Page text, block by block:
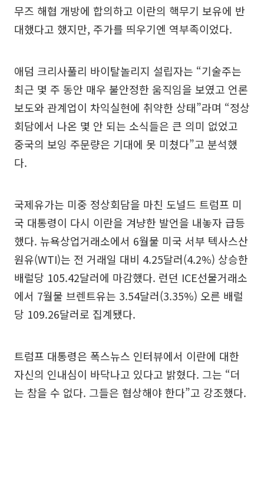
무즈 해협 개방에 합의하고 이란의 핵무기 보유에 반
대했다고 했지만, 주가를 띄우기엔 역부족이었다.
애덤 크리사풀리 바이탈놀리지 설립자는 “기술주는
최근 몇 주 동안 매우 불안정한 움직임을 보였고 언론
보도와 관계업이 차익실현에 취약한 상태”라며 “정상
회담에서 나온 몇 안 되는 소식들은 큰 의미 없었고
중국의 보잉 주문량은 기대에 못 미쳤다”고 분석했
다.
국제유가는 미중 정상회담을 마친 도널드 트럼프 미
국 대통령이 다시 이란을 겨냥한 발언을 내놓자 급등
했다. 뉴욕상업거래소에서 6월물 미국 서부 텍사스산
원유(WTI)는 전 거래일 대비 4.25달러(4.2%) 상승한
배럴당 105.42달러에 마감했다. 런던 ICE선물거래소
에서 7월물 브렌트유는 3.54달러(3.35%) 오른 배럴
당 109.26달러로 집계됐다.
트럼프 대통령은 폭스뉴스 인터뷰에서 이란에 대한
자신의 인내심이 바닥나고 있다고 밝혔다. 그는 “더
는 참을 수 없다. 그들은 협상해야 한다”고 강조했다.